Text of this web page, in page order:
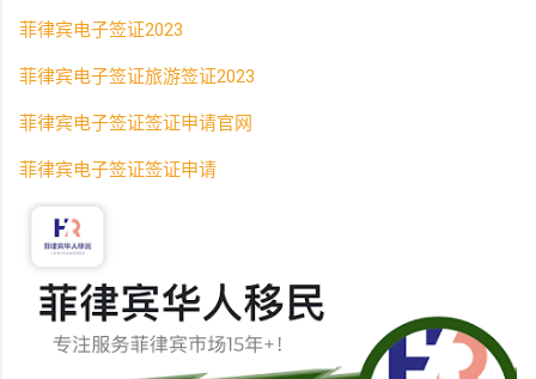
菲律宾电子签证2023
菲律宾电子签证旅游签证2023
菲律宾电子签证签证申请官网
菲律宾电子签证签证申请